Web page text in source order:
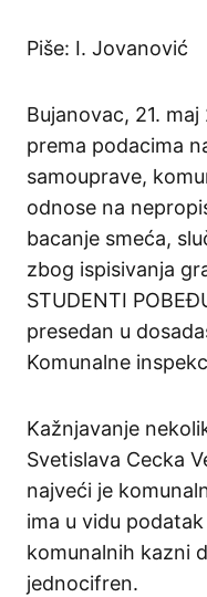
Piše: I. Jovanović
Bujanovac, 21.
prema podacima
samouprave,
odnose na
bacanje smeća,
zbog ispisivanja
STUDENTI
presedan u
Komunalne
Kažnjavanje
Svetislava Cecka
najveći je
ima u vidu
komunalnih kazni
jednocifren.